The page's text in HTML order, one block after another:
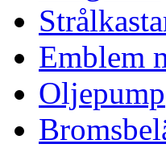
Emblem
Oljepump